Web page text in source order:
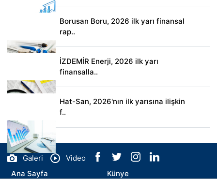
Borusan Boru, 2026 ilk yarı finansal
rap..
İZDEMİR Enerji, 2026 ilk yarı
finansalla..
Hat-San, 2026'nın ilk yarısına ilişkin
f..
Galeri
Video
Ana Sayfa
Künye